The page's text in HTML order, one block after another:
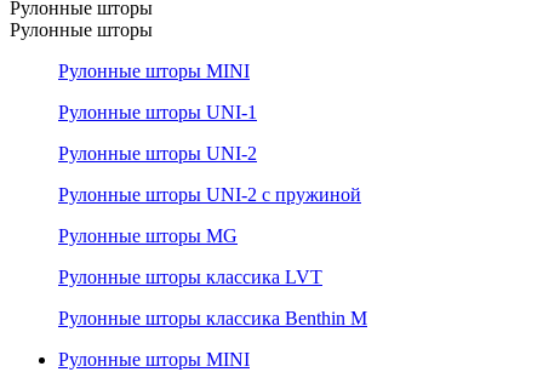
Рулонные шторы
Рулонные шторы
Рулонные шторы MINI
Рулонные шторы UNI-1
Рулонные шторы UNI-2
Рулонные шторы UNI-2 с пружиной
Рулонные шторы MG
Рулонные шторы классика LVT
Рулонные шторы классика Benthin M
Рулонные шторы MINI